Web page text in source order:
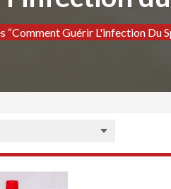
“Comment Guérir L'infection Du